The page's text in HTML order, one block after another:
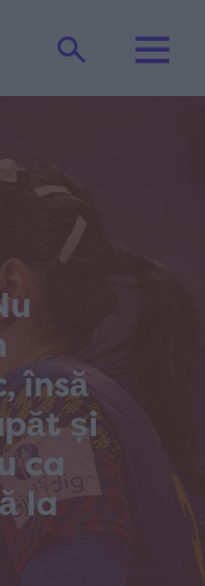
însă
și
ca
la